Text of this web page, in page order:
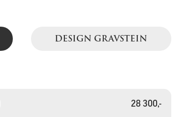
DESIGN GRAVSTEIN
28 300,-